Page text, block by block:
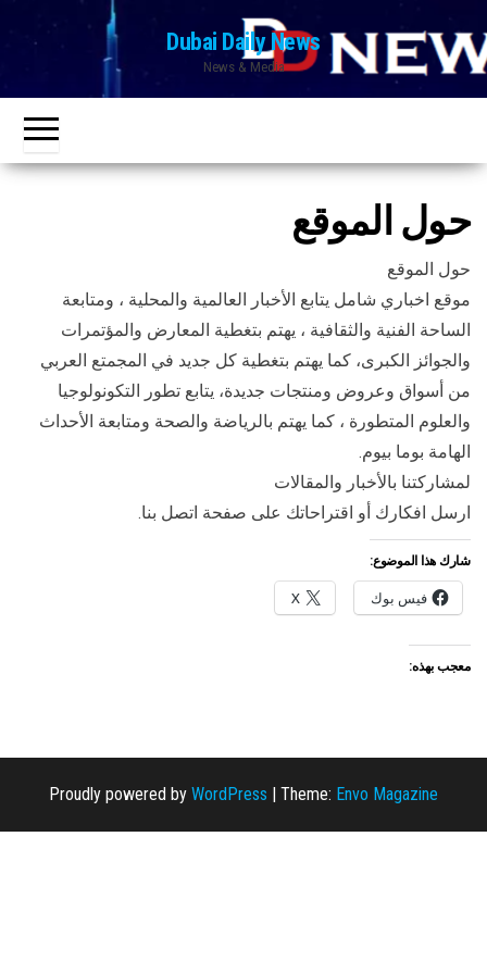
to
the
content
Dubai Daily News
News & Media
حول الموقع
حول الموقع
موقع اخباري شامل يتابع الأخبار العالمية والمحلية ، ومتابعة
الساحة الفنية والثقافية ، يهتم بتغطية المعارض والمؤتمرات
والجوائز الكبرى، كما يهتم بتغطية كل جديد في المجمتع العربي
من أسواق وعروض ومنتجات جديدة، يتابع تطور التكونولوجيا
والعلوم المتطورة ، كما يهتم بالرياضة والصحة ومتابعة الأحداث
الهامة بوما بيوم.
لمشاركتنا بالأخبار والمقالات
ارسل افكارك أو اقتراحاتك على صفحة اتصل بنا.
شارك هذا الموضوع:
فيس بوك X
معجب بهذه:
Proudly powered by WordPress | Theme: Envo Magazine